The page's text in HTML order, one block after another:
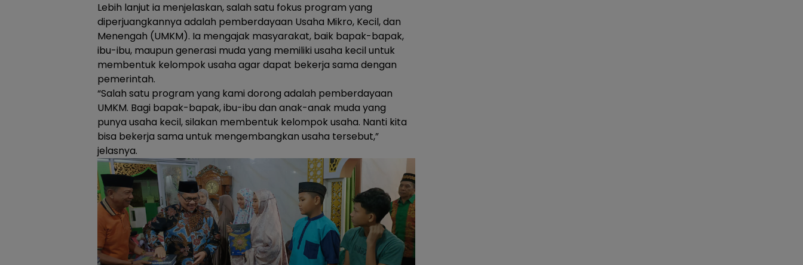
Lebih lanjut ia menjelaskan, salah satu fokus program yang
diperjuangkannya adalah pemberdayaan Usaha Mikro, Kecil, dan
Menengah (UMKM). Ia mengajak masyarakat, baik bapak-bapak,
ibu-ibu, maupun generasi muda yang memiliki usaha kecil untuk
membentuk kelompok usaha agar dapat bekerja sama dengan
pemerintah.
“Salah satu program yang kami dorong adalah pemberdayaan
UMKM. Bagi bapak-bapak, ibu-ibu dan anak-anak muda yang
punya usaha kecil, silakan membentuk kelompok usaha. Nanti kita
bisa bekerja sama untuk mengembangkan usaha tersebut,”
jelasnya.